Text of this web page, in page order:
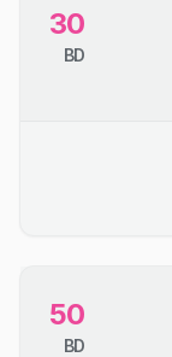
30
BD
50
BD